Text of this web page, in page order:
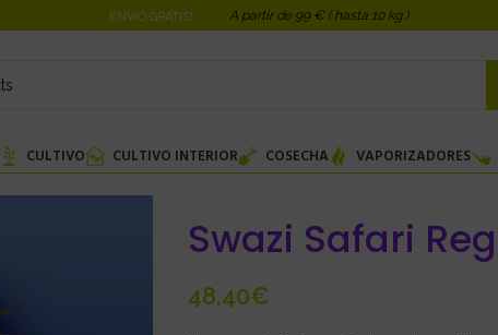
ENVIO GRATIS! A partir de 99 € ( hasta 10 kg )
CULTIVO CULTIVO INTERIOR COSECHA VAPORIZADORES
Swazi Safari
€